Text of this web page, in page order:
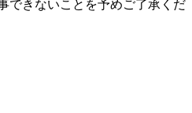
できないことを予めご了承くだ